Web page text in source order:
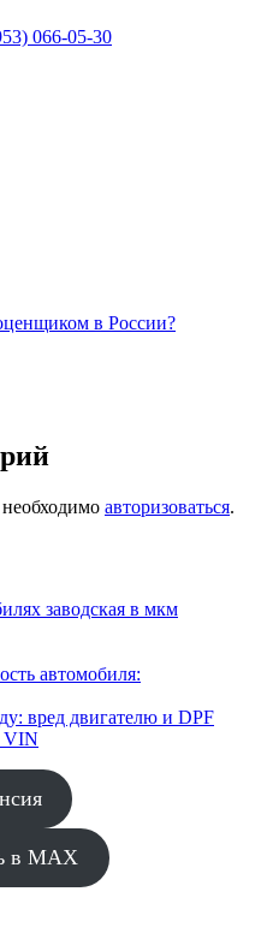
066-05-30
в России?
авторизоваться.
заводская в мкм
автомобиля:
вред двигателю и DPF
VIN
в MAX